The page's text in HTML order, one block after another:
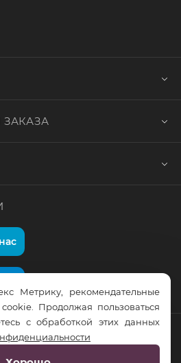
права защищены
Метрику, рекомендательные
Продолжая пользоваться
с обработкой этих данных